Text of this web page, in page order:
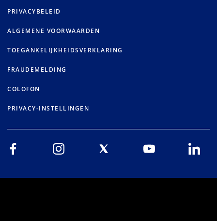
PRIVACYBELEID
ALGEMENE VOORWAARDEN
TOEGANKELIJKHEIDSVERKLARING
FRAUDEMELDING
COLOFON
PRIVACY-INSTELLINGEN